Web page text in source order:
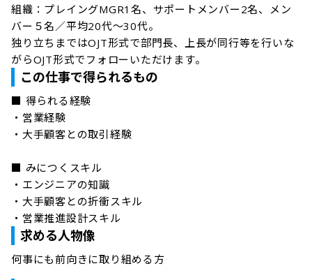
組織：プレイングMGR1名、サポートメンバー2名、メン
バー５名／平均20代～30代。
独り立ちまではOJT形式で部門長、上長が同行等を行いな
がらOJT形式でフォローいただけます。
この仕事で得られるもの
■ 得られる経験
・営業経験
・大手顧客との取引経験
■ みにつくスキル
・エンジニアの知識
・大手顧客との折衝スキル
・営業推進設計スキル
求める人物像
何事にも前向きに取り組める方